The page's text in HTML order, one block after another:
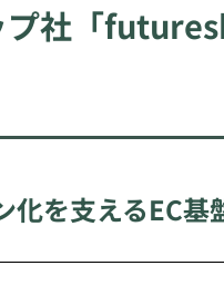
プ社「
化を支えるEC基